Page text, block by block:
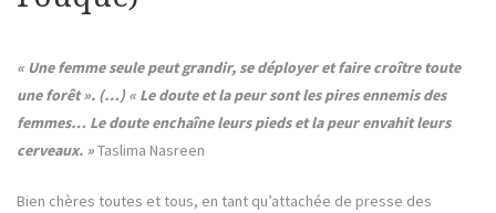
« Une femme seule peut grandir, se déployer et faire croître toute
une forêt ». (…) « Le doute et la peur sont les pires ennemis des
femmes… Le doute enchaîne leurs pieds et la peur envahit leurs
cerveaux. »Taslima Nasreen
Bien chères toutes et tous, en tant qu’attachée de presse des